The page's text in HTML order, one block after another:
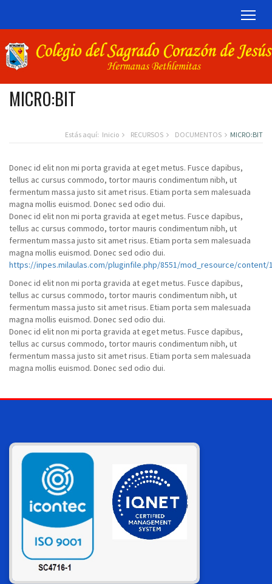
MICRO:BIT
Estás aquí: Inicio RECURSOS DOCUMENTOS MICRO:BIT
Donec id elit non mi porta gravida at eget metus. Fusce dapibus,
tellus ac cursus commodo, tortor mauris condimentum nibh, ut
fermentum massa justo sit amet risus. Etiam porta sem malesuada
magna mollis euismod. Donec sed odio dui.
Donec id elit non mi porta gravida at eget metus. Fusce dapibus,
tellus ac cursus commodo, tortor mauris condimentum nibh, ut
fermentum massa justo sit amet risus. Etiam porta sem malesuada
magna mollis euismod. Donec sed odio dui.
https://inpes.milaulas.com/pluginfile.php/8551/mod_resource/content/
Donec id elit non mi porta gravida at eget metus. Fusce dapibus,
tellus ac cursus commodo, tortor mauris condimentum nibh, ut
fermentum massa justo sit amet risus. Etiam porta sem malesuada
magna mollis euismod. Donec sed odio dui.
Donec id elit non mi porta gravida at eget metus. Fusce dapibus,
tellus ac cursus commodo, tortor mauris condimentum nibh, ut
fermentum massa justo sit amet risus. Etiam porta sem malesuada
magna mollis euismod. Donec sed odio dui.